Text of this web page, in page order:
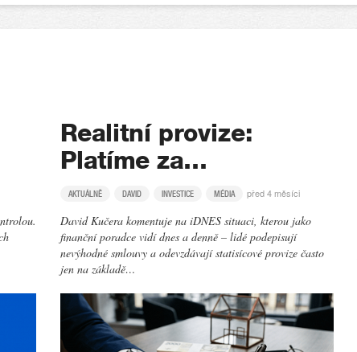
Realitní provize:
Platíme za…
AKTUÁLNĚ DAVID INVESTICE MÉDIA před 4 měsíci
David Kučera komentuje na iDNES situaci, kterou jako
finanční poradce vidí dnes a denně – lidé podepisují
nevýhodné smlouvy a odevzdávají statisícové provize často
jen na základě…